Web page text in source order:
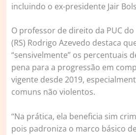
incluindo o ex-presidente Jair
O professor de direito da PUC
(RS) Rodrigo Azevedo destaca
“sensivelmente” os percentuais
pena para a progressão em
vigente desde 2019,
comuns não violentos.
“Na prática, ela beneficia sim
pois padroniza o marco básico